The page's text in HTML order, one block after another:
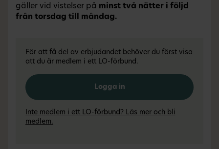
gäller vid vistelser på minst två nätter i följd
från torsdag till måndag.
För att få del av erbjudandet behöver du först visa
att du är medlem i ett LO-förbund.
Logga in
Inte medlem i ett LO-förbund? Läs mer och bli
medlem.